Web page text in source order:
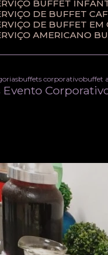
BUFFET
DE BUFFET
DE BUFFET EM
AMERICANO
buffets corporativobuffet
Evento